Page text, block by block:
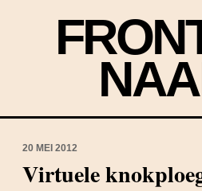
20 MEI 2012
Virtuele